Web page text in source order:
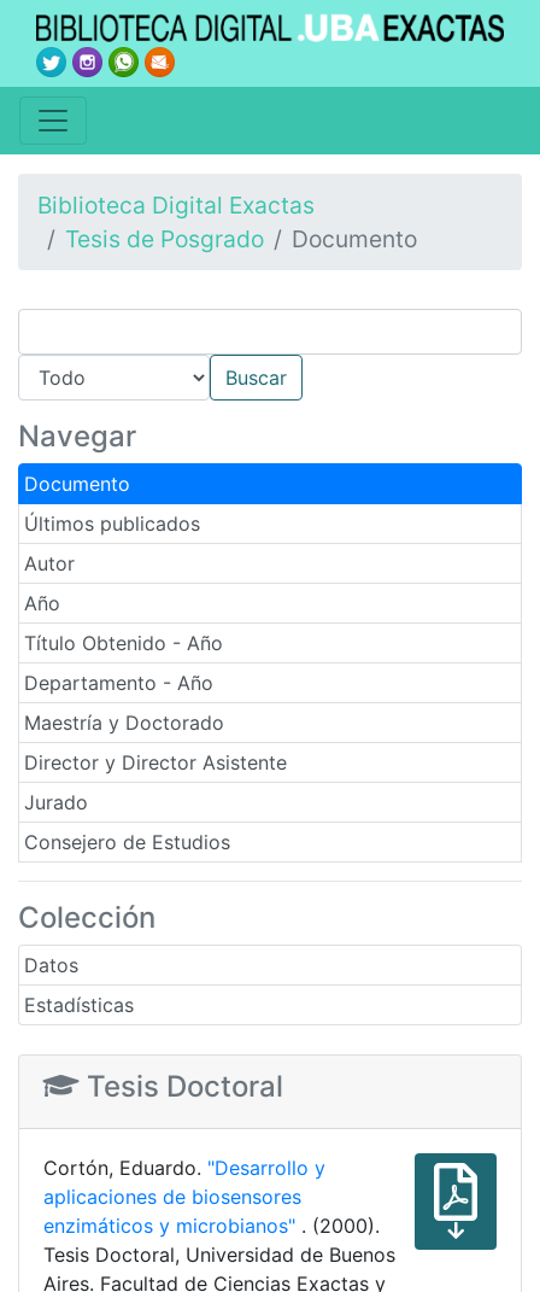
Biblioteca Digital Exactas
Tesis de Posgrado
Documento
Navegar
Documento
Últimos publicados
Autor
Año
Título Obtenido - Año
Departamento - Año
Maestría y Doctorado
Director y Director Asistente
Jurado
Consejero de Estudios
Colección
Datos
Estadísticas
Tesis Doctoral
Cortón, Eduardo. "Desarrollo y
aplicaciones de biosensores
enzimáticos y microbianos" . (2000).
Tesis Doctoral, Universidad de Buenos
Aires. Facultad de Ciencias Exactas y